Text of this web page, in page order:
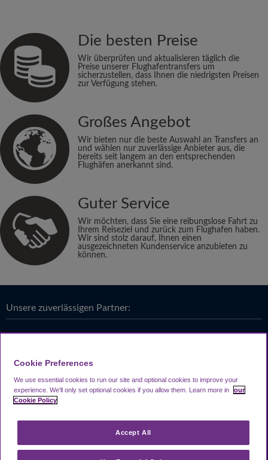
Die besten Preise
Wir überprüfen und aktualisieren täglich die
Preise unserer Flughafentransfers um
sicherzustellen, dass Ihnen die niedrigsten Preisen
zur Verfügung stehen.
Großes Angebot
Wir bieten nur die beste Auswahl an Transfers an
und wählen nur zuverlässige Anbieter aus, die
bereits seit langem an den entsprechenden
Flughäfen anerkannt sind.
Guter Service
Wir möchten, dass Sie eine reibungslose Fahrt zu
Ihrem Reiseziel und zurück zum Flughafen haben.
Wir sind stolz darauf, Ihnen einen
ausgezeichneten Kundenservice anzubieten zu
können.
Unsere zuverlässigen Partner:
Cookie Preferences
We use essential cookies to run our site and optional cookies to improve your
experience. We'll only set optional cookies if you allow them. Learn more in
our
Cookie Policy
Accept All